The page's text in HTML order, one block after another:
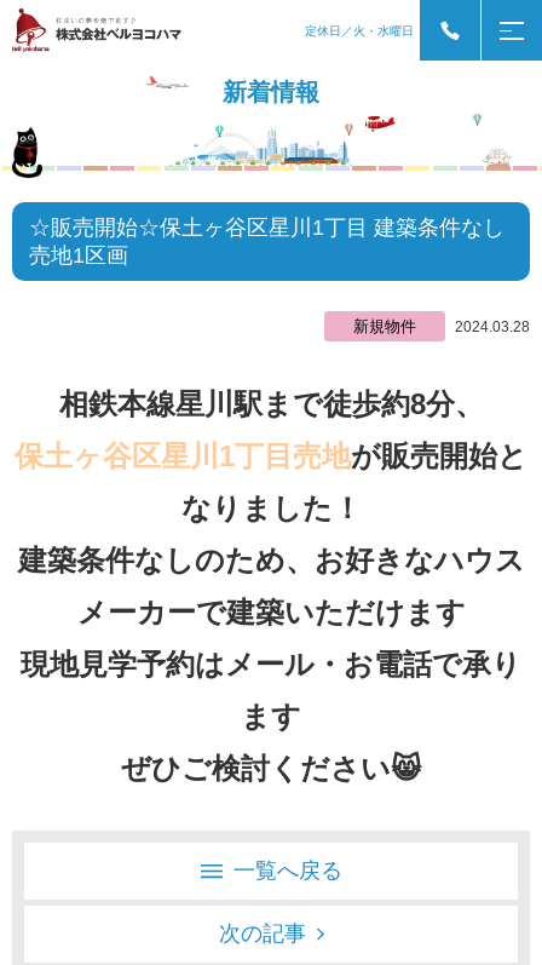
定休日／火・水曜日
新着情報
☆販売開始☆保土ヶ谷区星川1丁目 建築条件なし
売地1区画
新規物件 2024.03.28
相鉄本線星川駅まで徒歩約8分、
保土ヶ谷区星川1丁目売地が販売開始と
なりました！
建築条件なしのため、お好きなハウス
メーカーで建築いただけます
現地見学予約はメール・お電話で承り
ます
ぜひご検討ください😸
一覧へ戻る
次の記事